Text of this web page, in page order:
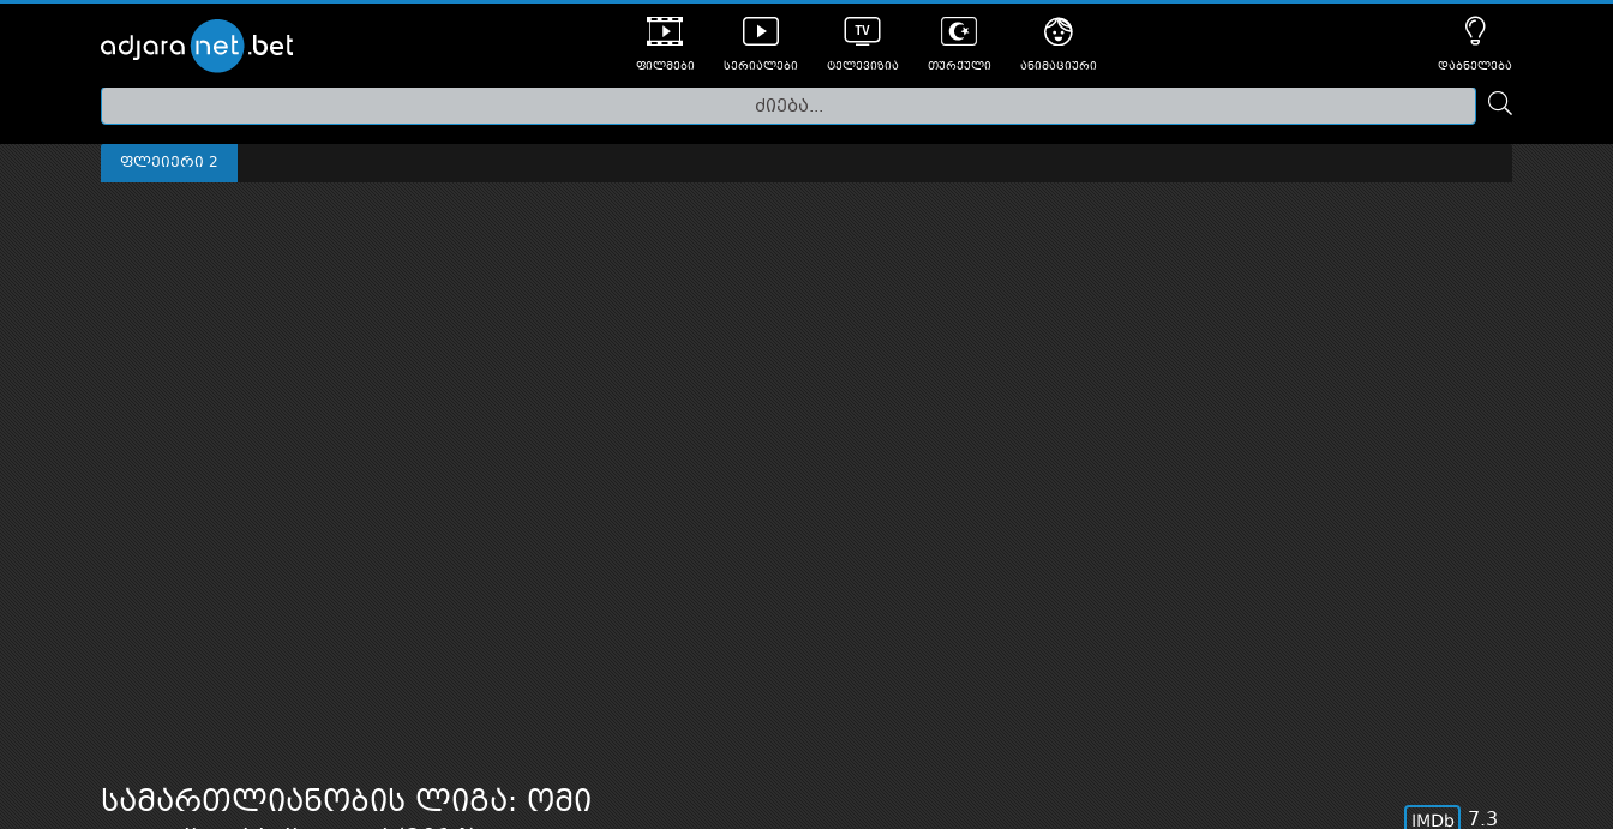
ფილმები
თრეილერები
სერიალები ტელევიზია თურქული ანიმაციური დაბნელება
ფლეიერი 2
სამართლიანობის ლიგა: ომი 7.3